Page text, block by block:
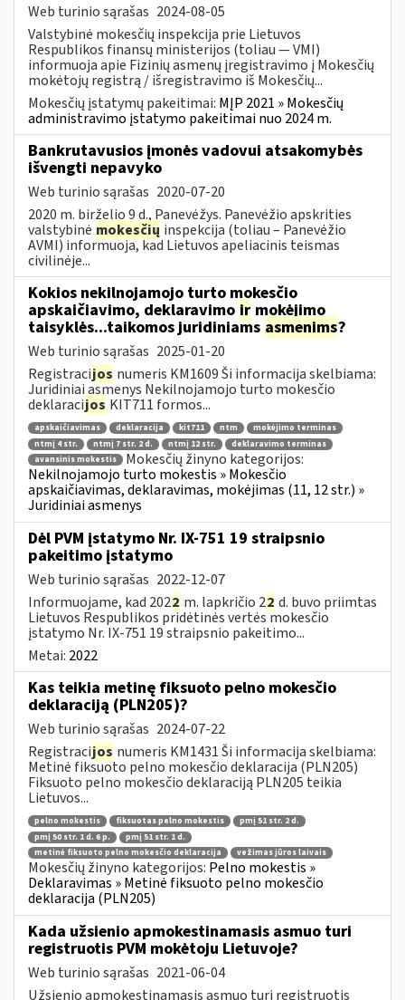
Web turinio sąrašas 2024-08-05
Valstybinė mokesčių inspekcija prie Lietuvos
Respublikos finansų ministerijos (toliau — VMI)
informuoja apie Fizinių asmenų įregistravimo į Mokesčių
mokėtojų registrą / išregistravimo iš Mokesčių...
Mokesčių įstatymų pakeitimai: MĮP 2021 » Mokesčių
administravimo įstatymo pakeitimai nuo 2024 m.
Bankrutavusios įmonės vadovui atsakomybės
išvengti nepavyko
Web turinio sąrašas 2020-07-20
2020 m. birželio 9 d., Panevėžys. Panevėžio apskrities
valstybinė mokesčių inspekcija (toliau – Panevėžio
AVMI) informuoja, kad Lietuvos apeliacinis teismas
civilinėje...
Kokios nekilnojamojo turto mokesčio
apskaičiavimo, deklaravimo ir mokėjimo
taisyklės...taikomos juridiniams asmenims?
Web turinio sąrašas 2025-01-20
Registracijos numeris KM1609 Ši informacija skelbiama:
Juridiniai asmenys Nekilnojamojo turto mokesčio
deklaracijos KIT711 formos...
apskaičiavimas deklaracija kit711 ntm
mokėjimo terminas
ntmį 4 str.
ntmį 7 str. 2 d. ntmį 12 str.
deklaravimo terminas
avansinis mokestis
Mokesčių žinyno kategorijos:
Nekilnojamojo turto mokestis » Mokesčio
apskaičiavimas, deklaravimas, mokėjimas (11, 12 str.) »
Juridiniai asmenys
Dėl PVM įstatymo Nr. IX-751 19 straipsnio
pakeitimo įstatymo
Web turinio sąrašas 2022-12-07
Informuojame, kad 2022 m. lapkričio 22 d. buvo priimtas
Lietuvos Respublikos pridėtinės vertės mokesčio
įstatymo Nr. IX-751 19 straipsnio pakeitimo...
Metai: 2022
Kas teikia metinę fiksuoto pelno mokesčio
deklaraciją (PLN205)?
Web turinio sąrašas 2024-07-22
Registracijos numeris KM1431 Ši informacija skelbiama:
Metinė fiksuoto pelno mokesčio deklaracija (PLN205)
Fiksuoto pelno mokesčio deklaraciją PLN205 teikia
Lietuvos...
pelno mokestis fiksuotas pelno mokestis
pmį 51 str. 2 d.
pmį 50 str. 1 d. 6 p.
pmį 51 str. 1 d.
metinė fiksuoto pelno mokesčio deklaracija
vežimas jūros laivais
Mokesčių žinyno kategorijos: Pelno mokestis »
Deklaravimas » Metinė fiksuoto pelno mokesčio
deklaracija (PLN205)
Kada užsienio apmokestinamasis asmuo turi
registruotis PVM mokėtoju Lietuvoje?
Web turinio sąrašas 2021-06-04
Užsienio apmokestinamasis asmuo turi registruotis